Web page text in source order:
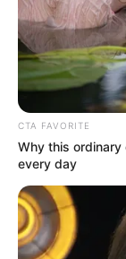
CTA FAVORITE
Why this
every day